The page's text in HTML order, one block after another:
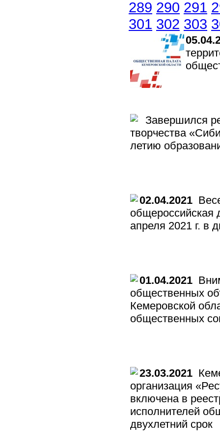
289 290 291
301 302 303
Завершился
творчества
летию
02.04.2021
общероссийская
апреля 2021 г. в
01.04.2021
общественных
Кемеровской
общественных
23.03.2021
организация
включена в
исполнителей
двухлетний срок